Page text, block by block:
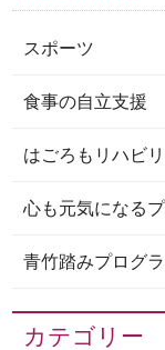
スポーツ
食事の自立支援
はごろもリハビ
心も元気になる
青竹踏みプログ
カテゴリー